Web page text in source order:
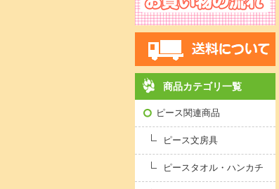
商品カテゴリ一覧
ピース関連商品
ピース文房具
ピースタオル・ハンカチ